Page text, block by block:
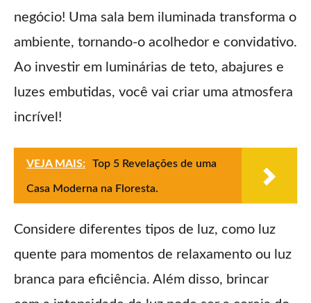
negócio! Uma sala bem iluminada transforma o
ambiente, tornando-o acolhedor e convidativo.
Ao investir em luminárias de teto, abajures e
luzes embutidas, você vai criar uma atmosfera
incrível!
VEJA MAIS: Top 5 Revelações de uma
Casa Moderna na Floresta.
Considere diferentes tipos de luz, como luz
quente para momentos de relaxamento ou luz
branca para eficiência. Além disso, brincar